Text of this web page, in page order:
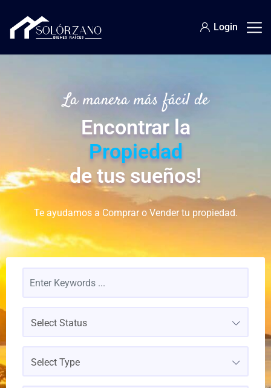
Login
La manera más fácil de
Encontrar la
Propiedad
de tus sueños!
Te ayudamos a Comprar o Vender tu propiedad.
Select Status
Select Type